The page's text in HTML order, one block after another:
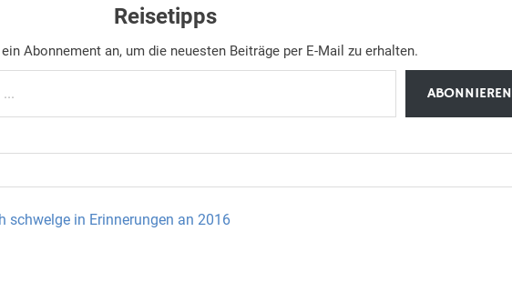
Reisetipps
Abonnement an, um die neuesten Beiträge per E-Mail zu erhalten.
ABONNIEREN
schwelge in Erinnerungen an 2016